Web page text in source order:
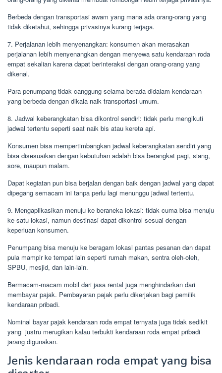
Berbeda dengan transportasi awam yang mana ada orang-orang yang
tidak diketahui, sehingga privasinya kurang terjaga.
7. Perjalanan lebih menyenangkan: konsumen akan merasakan
perjalanan lebih menyenangkan dengan menyewa satu kendaraan roda
empat sekalian karena dapat berinteraksi dengan orang-orang yang
dikenal.
Para penumpang tidak canggung selama berada didalam kendaraan
yang berbeda dengan dikala naik transportasi umum.
8. Jadwal keberangkatan bisa dikontrol sendiri: tidak perlu mengikuti
jadwal tertentu seperti saat naik bis atau kereta api.
Konsumen bisa mempertimbangkan jadwal keberangkatan sendiri yang
bisa disesuaikan dengan kebutuhan adalah bisa berangkat pagi, siang,
sore, maupun malam.
Dapat kegiatan pun bisa berjalan dengan baik dengan jadwal yang dapat
dipegang semacam ini tanpa perlu lagi menunggu jadwal tertentu.
9. Mengaplikasikan menuju ke beraneka lokasi: tidak cuma bisa menuju
ke satu lokasi, namun destinasi dapat dikontrol sesuai dengan
keperluan konsumen.
Penumpang bisa menuju ke beragam lokasi pantas pesanan dan dapat
pula mampir ke tempat lain seperti rumah makan, sentra oleh-oleh,
SPBU, mesjid, dan lain-lain.
Bermacam-macam mobil dari jasa rental juga menghindarkan dari
membayar pajak. Pembayaran pajak perlu dikerjakan bagi pemilik
kendaraan pribadi.
Nominal bayar pajak kendaraan roda empat ternyata juga tidak sedikit
yang justru merugikan kalau terbukti kendaraan roda empat pribadi
jarang digunakan.
Jenis kendaraan roda empat yang bisa